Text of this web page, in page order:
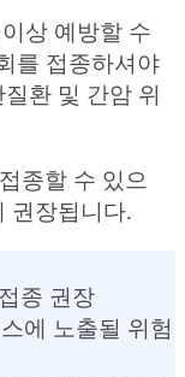
상 예방할 수
를 접종하셔야
환 및 간암 위
종할 수 있으
권장됩니다.
종 권장
에 노출될 위험